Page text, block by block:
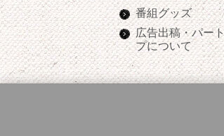
番組グッズ
広告出稿・パー
プについて